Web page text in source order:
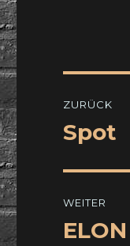
ZURÜCK
Vorheriger
Spot
WEITER
Nächster